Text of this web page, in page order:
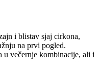
i blistav sjaj cirkona,
na prvi pogled.
u večernje kombinacije, ali i